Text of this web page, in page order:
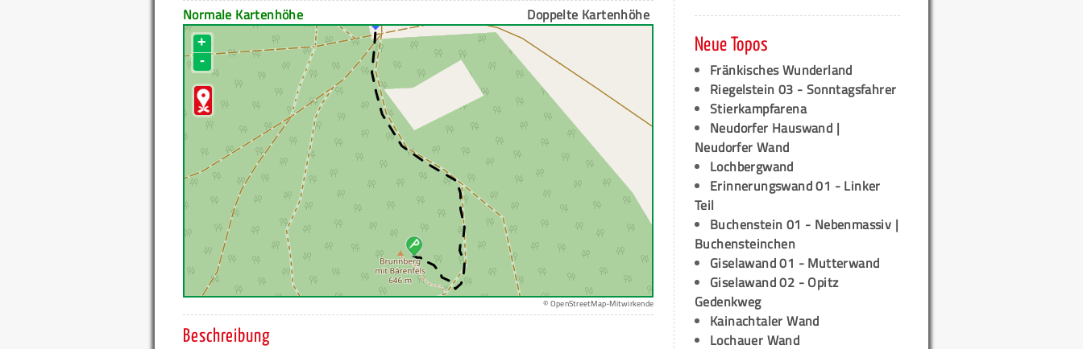
Normale Kartenhöhe Doppelte Kartenhöhe
+
-
© OpenStreetMap-Mitwirkende
Beschreibung
Neue Topos
Fränkisches Wunderland
Riegelstein 03 - Sonntagsfahrer
Stierkampfarena
Neudorfer Hauswand |
Neudorfer Wand
Lochbergwand
Erinnerungswand 01 - Linker
Teil
Buchenstein 01 - Nebenmassiv |
Buchensteinchen
Giselawand 01 - Mutterwand
Giselawand 02 - Opitz
Gedenkweg
Kainachtaler Wand
Lochauer Wand